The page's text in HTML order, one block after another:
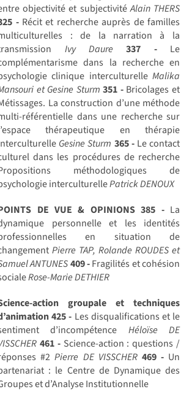
objectivité et subjectivitéAlain THERS
-Récit et recherche auprès de familles
: de la narration à la
Ivy Daure 337 -Le
dans la recherche en
clinique interculturelle Malika
et Gesine Sturm 351 -Bricolages et
La construction d’une méthode
référentielle dans une recherche sur
thérapeutique en thérapie
Gesine Sturm 365 -Le contact
dans les procédures de recherche
méthodologiques de
interculturellePatrick DENOUX
DE VUE & OPINIONS 385 -La
personnelle et les identités
en situation de
Pierre TAP, Rolande ROUDES et
ANTUNES409 -Fragilités et cohésion
Rose-Marie DETHIER
action groupale et techniques
425 - Les disqualifications et le
d’incompétence Héloïse DE
461 -Science-action : questions /
#2Pierre DE VISSCHER 469 -Un
: le Centre de Dynamique des
et d’Analyse Institutionnelle